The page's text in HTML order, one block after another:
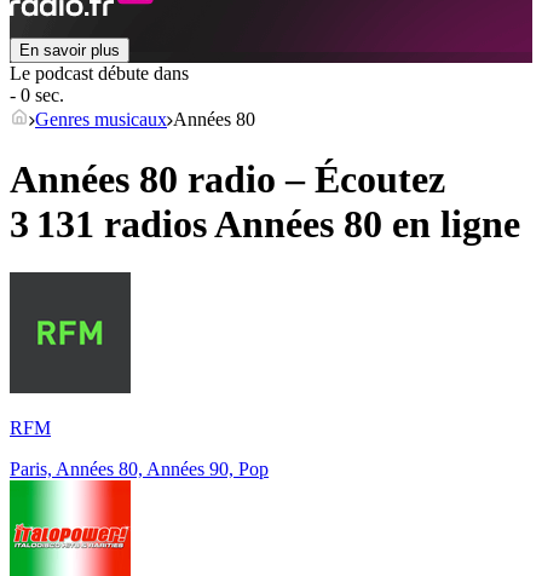
En savoir plus
Le podcast débute dans
- 0 sec.
Genres musicaux Années 80
Années 80 radio – Écoutez
3 131 radiosAnnées 80 en ligne
RFM
Paris, Années 80, Années 90, Pop